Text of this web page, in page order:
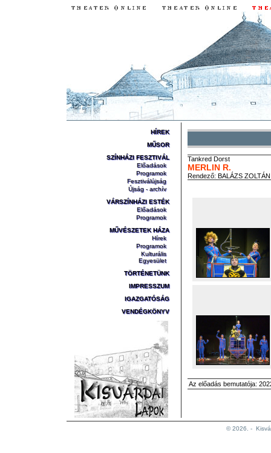
HÍREK
MŰSOR
SZÍNHÁZI FESZTIVÁL
Előadások
Programok
Fesztiválújság
Újság - archív
VÁRSZÍNHÁZI ESTÉK
Előadások
Programok
MŰVÉSZETEK HÁZA
Hírek
Programok
Kulturális
Egyesület
TÖRTÉNETÜNK
IMPRESSZUM
IGAZGATÓSÁG
VENDÉGKÖNYV
Tankred Dorst
MERLIN R.
Rendező: BALÁZS ZOLTÁN
Az előadás bemutatója:
© 2026. -